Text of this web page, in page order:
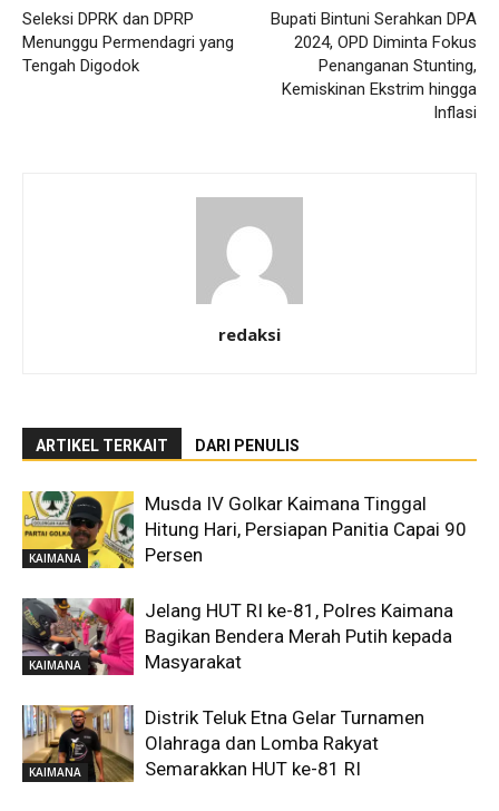
Seleksi DPRK dan DPRP
Menunggu Permendagri yang
Tengah Digodok
Bupati Bintuni Serahkan DPA
2024, OPD Diminta Fokus
Penanganan Stunting,
Kemiskinan Ekstrim hingga
Inflasi
redaksi
ARTIKEL TERKAIT DARI PENULIS
KAIMANA
Musda IV Golkar Kaimana Tinggal
Hitung Hari, Persiapan Panitia Capai 90
Persen
KAIMANA
Jelang HUT RI ke-81, Polres Kaimana
Bagikan Bendera Merah Putih kepada
Masyarakat
KAIMANA
Distrik Teluk Etna Gelar Turnamen
Olahraga dan Lomba Rakyat
Semarakkan HUT ke-81 RI